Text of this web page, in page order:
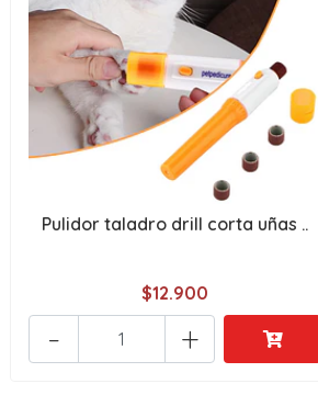
Pulidor taladro drill corta uñas ..
$12.900
+
-